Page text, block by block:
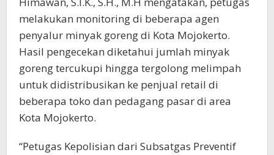
melakukan monitoring di beberapa agen
penyalur minyak goreng di Kota Mojokerto.
Hasil pengecekan diketahui jumlah minyak
goreng tercukupi hingga tergolong melimpah
untuk didistribusikan ke penjual retail di
beberapa toko dan pedagang pasar di area
Kota Mojokerto.
“Petugas Kepolisian dari Subsatgas Preventif